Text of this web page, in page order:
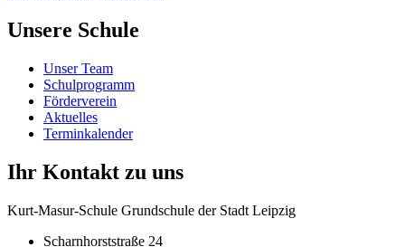
Unsere Schule
Unser Team
Schulprogramm
Förderverein
Aktuelles
Terminkalender
Ihr Kontakt zu uns
Kurt-Masur-Schule Grundschule der Stadt Leipzig
Scharnhorststraße 24